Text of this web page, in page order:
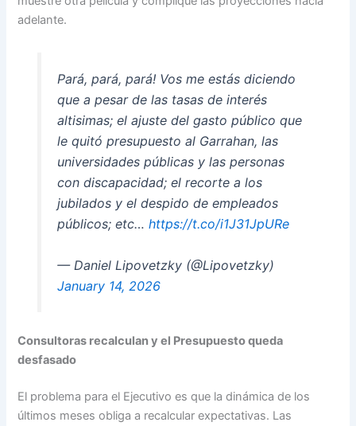
adelante.
Pará, pará, pará! Vos me estás diciendo
que a pesar de las tasas de interés
altisimas; el ajuste del gasto público que
le quitó presupuesto al Garrahan, las
universidades públicas y las personas
con discapacidad; el recorte a los
jubilados y el despido de empleados
públicos; etc… https://t.co/i1J31JpURe
— Daniel Lipovetzky (@Lipovetzky)
January 14, 2026
Consultoras recalculan y el Presupuesto queda
desfasado
El problema para el Ejecutivo es que la dinámica de los
últimos meses obliga a recalcular expectativas. Las